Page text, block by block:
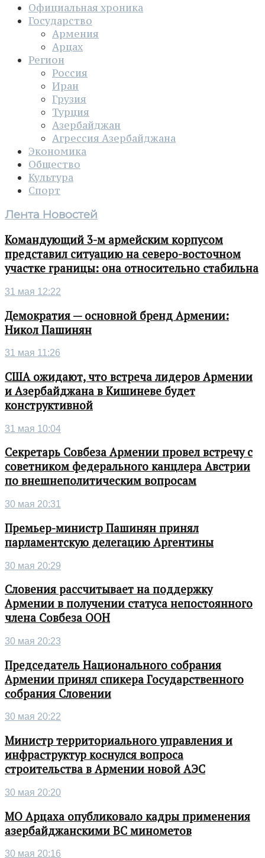
Официальная хроника
Государство
Армения
Арцах
Регион
Россия
Иран
Грузия
Турция
Азербайджан
Агрессия Азербайджана
Экономика
Общество
Культура
Спорт
Лента Новостей
Командующий 3-м армейским корпусом
представил ситуацию на северо-восточном
участке границы: она относительно стабильна
31 мая 12:22
Демократия — основной бренд Армении:
Никол Пашинян
31 мая 11:26
США ожидают, что встреча лидеров Армении
и Азербайджана в Кишиневе будет
конструктивной
31 мая 10:04
Секретарь Совбеза Армении провел встречу с
советником федерального канцлера Австрии
по внешнеполитическим вопросам
30 мая 20:31
Премьер-министр Пашинян принял
парламентскую делегацию Аргентины
30 мая 20:29
Словения рассчитывает на поддержку
Армении в получении статуса непостоянного
члена Совбеза ООН
30 мая 20:23
Председатель Национального собрания
Армении принял спикера Государственного
собрания Словении
30 мая 20:22
Министр территориального управления и
инфраструктур коснулся вопроса
строительства в Армении новой АЭС
30 мая 20:20
МО Арцаха опубликовало кадры применения
азербайджанскими ВС минометов
30 мая 20:16